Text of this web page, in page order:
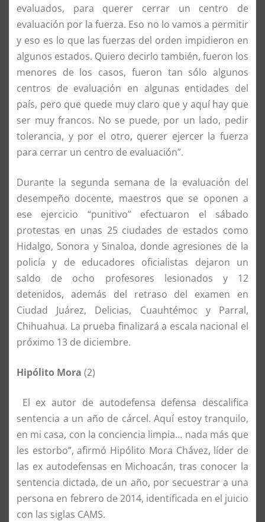
evaluados, para querer cerrar un centro de
evaluación por la fuerza. Eso no lo vamos a permitir
y eso es lo que las fuerzas del orden impidieron en
algunos estados. Quiero decirlo también, fueron los
menores de los casos, fueron tan sólo algunos
centros de evaluación en algunas entidades del
país, pero que quede muy claro que y aquí hay que
ser muy francos. No se puede, por un lado, pedir
tolerancia, y por el otro, querer ejercer la fuerza
para cerrar un centro de evaluación”.
Durante la segunda semana de la evaluación del
desempeño docente, maestros que se oponen a
ese ejercicio “punitivo” efectuaron el sábado
protestas en unas 25 ciudades de estados como
Hidalgo, Sonora y Sinaloa, donde agresiones de la
policía y de educadores oficialistas dejaron un
saldo de ocho profesores lesionados y 12
detenidos, además del retraso del examen en
Ciudad Juárez, Delicias, Cuauhtémoc y Parral,
Chihuahua. La prueba finalizará a escala nacional el
próximo 13 de diciembre.
Hipólito Mora (2)
El ex autor de autodefensa defensa descalifica
sentencia a un año de cárcel. Aquí estoy tranquilo,
en mi casa, con la conciencia limpia… nada más que
les estorbo”, afirmó Hipólito Mora Chávez, líder de
las ex autodefensas en Michoacán, tras conocer la
sentencia dictada, de un año, por secuestrar a una
persona en febrero de 2014, identificada en el juicio
con las siglas CAMS.